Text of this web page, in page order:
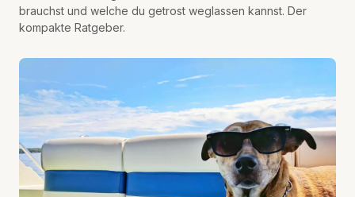
brauchst und welche du getrost weglassen kannst. Der
kompakte Ratgeber.